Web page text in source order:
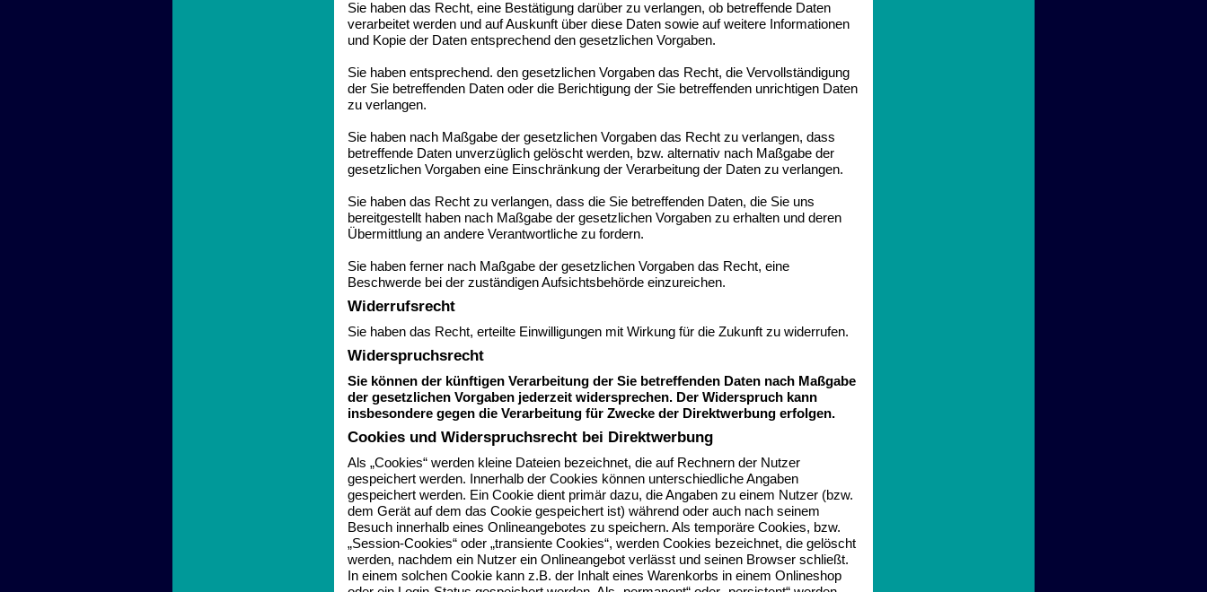
Sie haben das Recht, eine Bestätigung darüber zu verlangen, ob betreffende Daten
verarbeitet werden und auf Auskunft über diese Daten sowie auf weitere Informationen
und Kopie der Daten entsprechend den gesetzlichen Vorgaben.
Sie haben entsprechend. den gesetzlichen Vorgaben das Recht, die Vervollständigung
der Sie betreffenden Daten oder die Berichtigung der Sie betreffenden unrichtigen Daten
zu verlangen.
Sie haben nach Maßgabe der gesetzlichen Vorgaben das Recht zu verlangen, dass
betreffende Daten unverzüglich gelöscht werden, bzw. alternativ nach Maßgabe der
gesetzlichen Vorgaben eine Einschränkung der Verarbeitung der Daten zu verlangen.
Sie haben das Recht zu verlangen, dass die Sie betreffenden Daten, die Sie uns
bereitgestellt haben nach Maßgabe der gesetzlichen Vorgaben zu erhalten und deren
Übermittlung an andere Verantwortliche zu fordern.
Sie haben ferner nach Maßgabe der gesetzlichen Vorgaben das Recht, eine
Beschwerde bei der zuständigen Aufsichtsbehörde einzureichen.
Widerrufsrecht
Sie haben das Recht, erteilte Einwilligungen mit Wirkung für die Zukunft zu widerrufen.
Widerspruchsrecht
Sie können der künftigen Verarbeitung der Sie betreffenden Daten nach Maßgabe
der gesetzlichen Vorgaben jederzeit widersprechen. Der Widerspruch kann
insbesondere gegen die Verarbeitung für Zwecke der Direktwerbung erfolgen.
Cookies und Widerspruchsrecht bei Direktwerbung
Als „Cookies“ werden kleine Dateien bezeichnet, die auf Rechnern der Nutzer
gespeichert werden. Innerhalb der Cookies können unterschiedliche Angaben
gespeichert werden. Ein Cookie dient primär dazu, die Angaben zu einem Nutzer (bzw.
dem Gerät auf dem das Cookie gespeichert ist) während oder auch nach seinem
Besuch innerhalb eines Onlineangebotes zu speichern. Als temporäre Cookies, bzw.
„Session-Cookies“ oder „transiente Cookies“, werden Cookies bezeichnet, die gelöscht
werden, nachdem ein Nutzer ein Onlineangebot verlässt und seinen Browser schließt.
In einem solchen Cookie kann z.B. der Inhalt eines Warenkorbs in einem Onlineshop